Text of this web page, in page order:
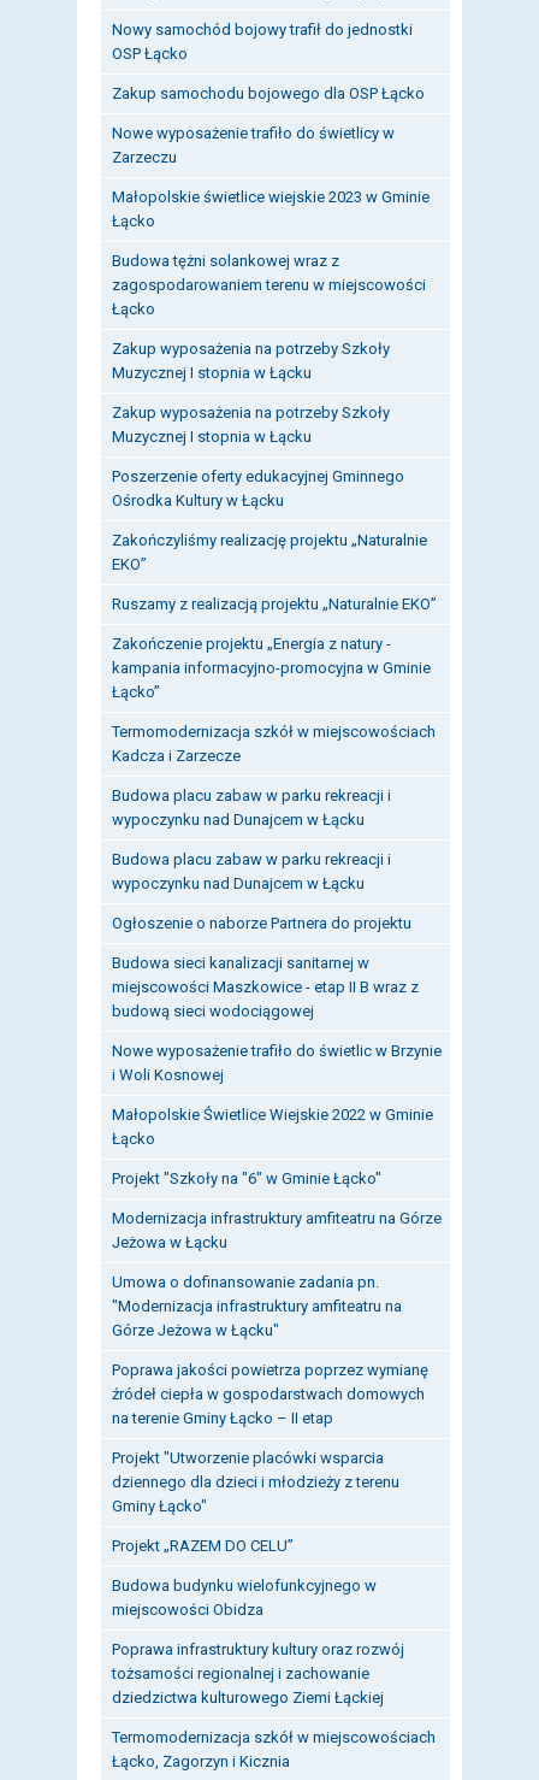
Nowy samochód bojowy trafił do jednostki
OSP Łącko
Zakup samochodu bojowego dla OSP Łącko
Nowe wyposażenie trafiło do świetlicy w
Zarzeczu
Małopolskie świetlice wiejskie 2023 w Gminie
Łącko
Budowa tężni solankowej wraz z
zagospodarowaniem terenu w miejscowości
Łącko
Zakup wyposażenia na potrzeby Szkoły
Muzycznej I stopnia w Łącku
Zakup wyposażenia na potrzeby Szkoły
Muzycznej I stopnia w Łącku
Poszerzenie oferty edukacyjnej Gminnego
Ośrodka Kultury w Łącku
Zakończyliśmy realizację projektu „Naturalnie
EKO”
Ruszamy z realizacją projektu „Naturalnie EKO”
Zakończenie projektu „Energia z natury -
kampania informacyjno-promocyjna w Gminie
Łącko”
Termomodernizacja szkół w miejscowościach
Kadcza i Zarzecze
Budowa placu zabaw w parku rekreacji i
wypoczynku nad Dunajcem w Łącku
Budowa placu zabaw w parku rekreacji i
wypoczynku nad Dunajcem w Łącku
Ogłoszenie o naborze Partnera do projektu
Budowa sieci kanalizacji sanitarnej w
miejscowości Maszkowice - etap II B wraz z
budową sieci wodociągowej
Nowe wyposażenie trafiło do świetlic w Brzynie
i Woli Kosnowej
Małopolskie Świetlice Wiejskie 2022 w Gminie
Łącko
Projekt "Szkoły na "6" w Gminie Łącko"
Modernizacja infrastruktury amfiteatru na Górze
Jeżowa w Łącku
Umowa o dofinansowanie zadania pn.
"Modernizacja infrastruktury amfiteatru na
Górze Jeżowa w Łącku"
Poprawa jakości powietrza poprzez wymianę
źródeł ciepła w gospodarstwach domowych
na terenie Gminy Łącko – II etap
Projekt "Utworzenie placówki wsparcia
dziennego dla dzieci i młodzieży z terenu
Gminy Łącko"
Projekt „RAZEM DO CELU”
Budowa budynku wielofunkcyjnego w
miejscowości Obidza
Poprawa infrastruktury kultury oraz rozwój
tożsamości regionalnej i zachowanie
dziedzictwa kulturowego Ziemi Łąckiej
Termomodernizacja szkół w miejscowościach
Łącko, Zagorzyn i Kicznia